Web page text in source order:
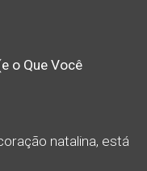
o Que Você
natalina, está